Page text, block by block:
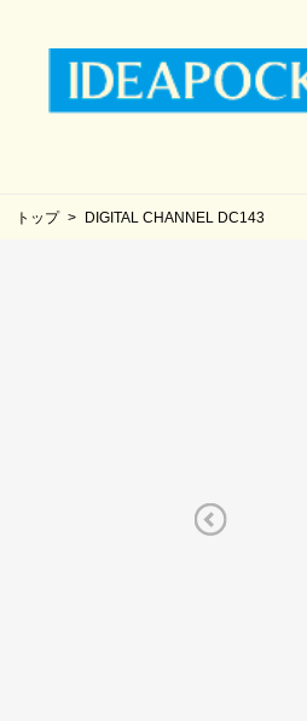
トップ DIGITAL CHANNEL DC143